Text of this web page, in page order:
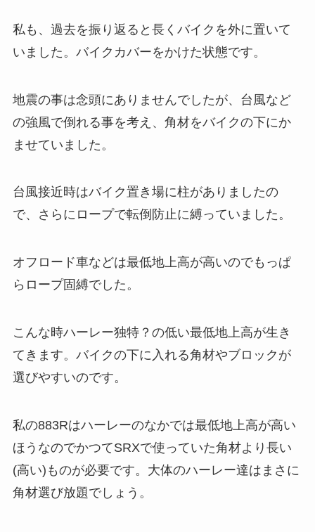
私も、過去を振り返ると長くバイクを外に置いて
いました。バイクカバーをかけた状態です。
地震の事は念頭にありませんでしたが、台風など
の強風で倒れる事を考え、角材をバイクの下にか
ませていました。
台風接近時はバイク置き場に柱がありましたの
で、さらにロープで転倒防止に縛っていました。
オフロード車などは最低地上高が高いのでもっぱ
らロープ固縛でした。
こんな時ハーレー独特？の低い最低地上高が生き
てきます。バイクの下に入れる角材やブロックが
選びやすいのです。
私の883Rはハーレーのなかでは最低地上高が高い
ほうなのでかつてSRXで使っていた角材より長い
(高い)ものが必要です。大体のハーレー達はまさに
角材選び放題でしょう。